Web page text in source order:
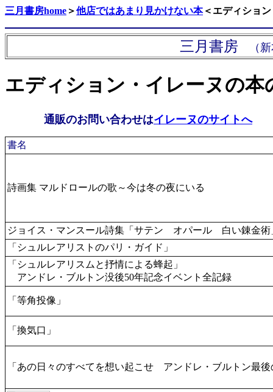
三月書房home ＞他店ではあまり見かけない本＜ エディショ
三月書房 （
エディション・イレーヌの本
通販のお問い合わせはイレーヌのサイトへ
書名
詩画集 マルドロールの歌～今は冬の夜にいる
ジョイス・マンスール詩集「サテン オパール 白い錬金術
「シュルレアリストのパリ・ガイド」
「シュルレアリスムと抒情による蜂起」
アンドレ・ブルトン没後50年記念イベント全記録
「等角投像」
「換気口」
「あの日々のすべてを想い起こせ アンドレ・ブルトン最後